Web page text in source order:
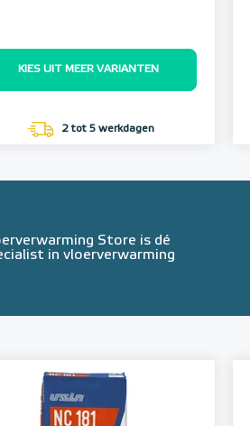
KIES UIT MEER VARIANTEN
2 tot 5 werkdagen
Store is dé
in vloerverwarming